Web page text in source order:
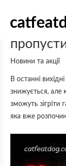
Чорна
Новини та акції
В останні
знижується, але
зможуть зігріти
яка вже